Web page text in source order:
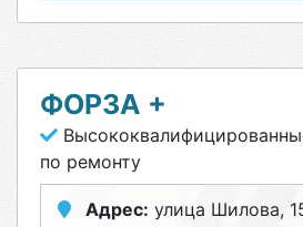
ФОРЗА +
по ремонту
Адрес: улица Шилова,